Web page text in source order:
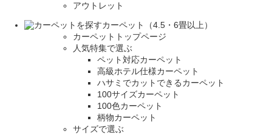
アウトレット
カーペット（4.5・6畳以上）
カーペットトップページ
人気特集で選ぶ
ペット対応カーペット
高級ホテル仕様カーペット
ハサミでカットできるカーペット
100サイズカーペット
100色カーペット
柄物カーペット
サイズで選ぶ